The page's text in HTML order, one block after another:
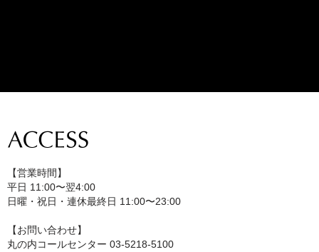
【営業時間】
平日 11:00〜翌4:00
日曜・祝日・連休最終日 11:00〜23:00
【お問い合わせ】
丸の内コールセンター 03-5218-5100